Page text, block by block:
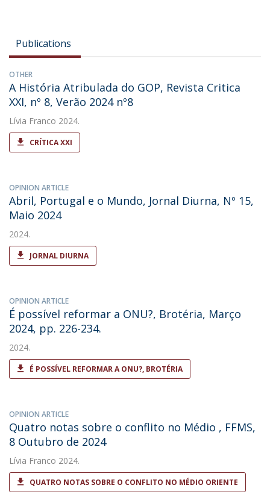
Publications
OTHER
A História Atribulada do GOP, Revista Critica
XXI, nº 8, Verão 2024 nº8
Lívia Franco 2024.
CRÍTICA XXI
OPINION ARTICLE
Abril, Portugal e o Mundo, Jornal Diurna, Nº 15,
Maio 2024
2024.
JORNAL DIURNA
OPINION ARTICLE
É possível reformar a ONU?, Brotéria, Março
2024, pp. 226-234.
2024.
É POSSÍVEL REFORMAR A ONU?, BROTÉRIA
OPINION ARTICLE
Quatro notas sobre o conflito no Médio , FFMS,
8 Outubro de 2024
Lívia Franco 2024.
QUATRO NOTAS SOBRE O CONFLITO NO MÉDIO ORIENTE